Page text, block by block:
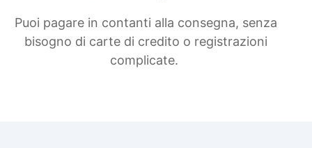
Puoi pagare in contanti alla consegna, senza
bisogno di carte di credito o registrazioni
complicate.